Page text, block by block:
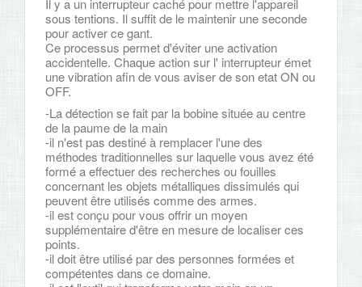
Il y a un interrupteur caché pour mettre l'appareil
sous tentions. Il suffit de le maintenir une seconde
pour activer ce gant.
Ce processus permet d'éviter une activation
accidentelle. Chaque action sur l' interrupteur émet
une vibration afin de vous aviser de son etat ON ou
OFF.
-La détection se fait par la bobine située au centre
de la paume de la main
-il n'est pas destiné à remplacer l'une des
méthodes traditionnelles sur laquelle vous avez été
formé a effectuer des recherches ou fouilles
concernant les objets métalliques dissimulés qui
peuvent être utilisés comme des armes.
-il est conçu pour vous offrir un moyen
supplémentaire d'être en mesure de localiser ces
points.
-il doit être utilisé par des personnes formées et
compétentes dans ce domaine.